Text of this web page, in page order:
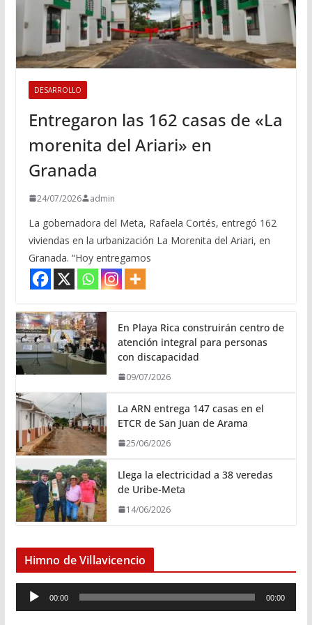
DESARROLLO
Entregaron las 162 casas de «La
morenita del Ariari» en
Granada
24/07/2026 admin
La gobernadora del Meta, Rafaela Cortés, entregó 162
viviendas en la urbanización La Morenita del Ariari, en
Granada. “Hoy entregamos
En Playa Rica construirán centro de
atención integral para personas
con discapacidad
09/07/2026
La ARN entrega 147 casas en el
ETCR de San Juan de Arama
25/06/2026
Llega la electricidad a 38 veredas
de Uribe-Meta
14/06/2026
Himno de Villavicencio
e
00:00 00:00